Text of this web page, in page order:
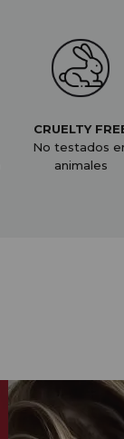
CRUELTY
No testados
animales